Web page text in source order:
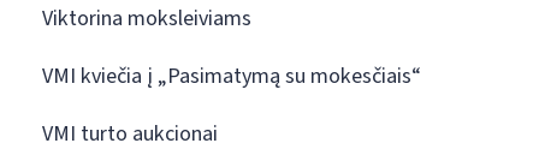
Viktorina moksleiviams
VMI kviečia į „Pasimatymą su mokesčiais“
VMI turto aukcionai